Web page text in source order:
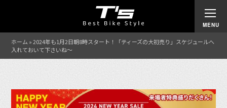
ホーム »2024年も1月2日朝8時スタート！「ティーズの大初売り」スケジュールへ
入れておいて下さいね〜